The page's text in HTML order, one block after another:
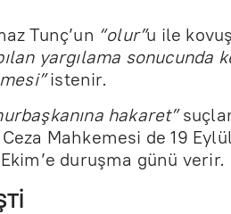
Tunç’un “olur”u ile
yargılama sonucunda
istenir.
hakaret”
Mahkemesi de 19
duruşma günü verir.